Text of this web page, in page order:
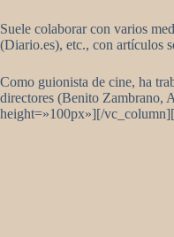
Suele colaborar con varios
(Diario.es), etc., con artículos
Como guionista de cine, ha
directores (Benito Zambrano,
height=»100px»][/